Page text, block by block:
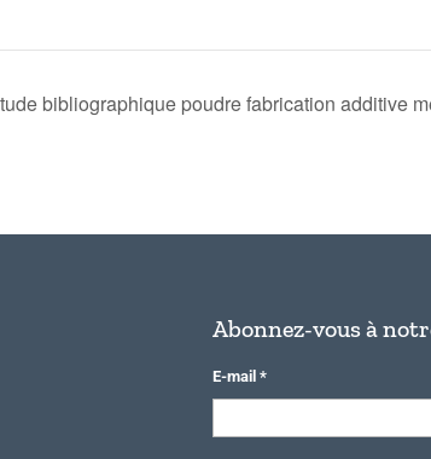
bibliographique poudre fabrication additive
Abonnez-vous à
E-mail *